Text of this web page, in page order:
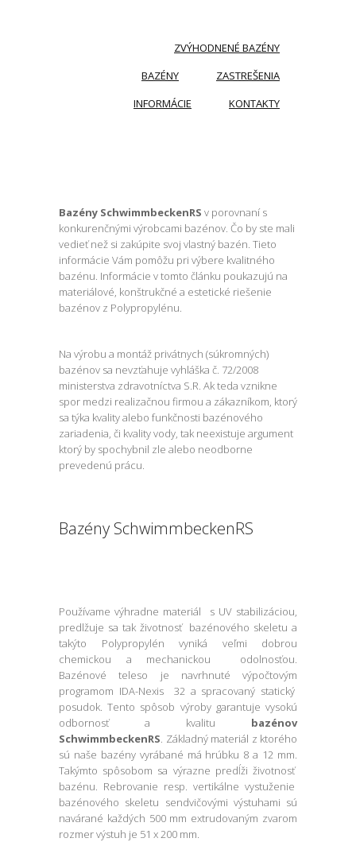
ZVÝHODNENÉ BAZÉNY
BAZÉNY
ZASTREŠENIA
INFORMÁCIE
KONTAKTY
Bazény SchwimmbeckenRS v porovnaní s
konkurenčnými výrobcami bazénov. Čo by ste mali
vedieť než si zakúpite svoj vlastný bazén. Tieto
informácie Vám pomôžu pri výbere kvalitného
bazénu. Informácie v tomto článku poukazujú na
materiálové, konštrukčné a estetické riešenie
bazénov z Polypropylénu.
Na výrobu a montáž privátnych (súkromných)
bazénov sa nevzťahuje vyhláška č. 72/2008
ministerstva zdravotníctva S.R. Ak teda vznikne
spor medzi realizačnou firmou a zákazníkom, ktorý
sa týka kvality alebo funkčnosti bazénového
zariadenia, či kvality vody, tak neexistuje argument
ktorý by spochybnil zle alebo neodborne
prevedenú prácu.
Bazény SchwimmbeckenRS
Používame výhradne materiál s UV stabilizáciou,
predlžuje sa tak životnosť bazénového skeletu a
takýto Polypropylén vyniká veľmi dobrou
chemickou a mechanickou odolnosťou.
Bazénové teleso je navrhnuté výpočtovým
programom IDA-Nexis 32 a spracovaný statický
posudok. Tento spôsob výroby garantuje vysokú
odbornosť a kvalitu bazénov
SchwimmbeckenRS. Základný materiál z ktorého
sú naše bazény vyrábané má hrúbku 8 a 12 mm.
Takýmto spôsobom sa výrazne predĺži životnosť
bazénu. Rebrovanie resp. vertikálne vystuženie
bazénového skeletu sendvičovými výstuhami sú
navárané každých 500 mm extrudovaným zvarom
rozmer výstuh je 51 x 200 mm.